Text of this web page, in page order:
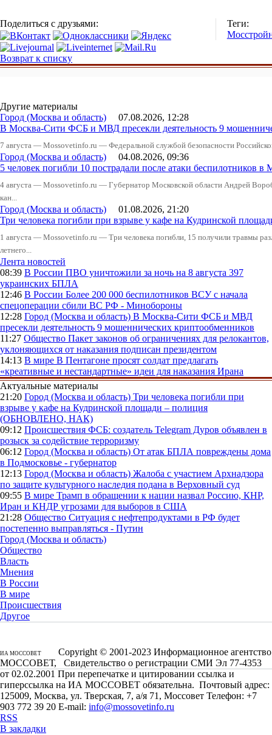
Поделиться с друзьями:
Теги:
Возврат к списку
Другие материалы
Город (Москва и область) 07.08.2026, 12:28
В Москва-Сити ФСБ и МВД пресекли деятельность 9
7 августа — Mossovetinfo.ru — Федеральной службой безопасности
Город (Москва и область) 04.08.2026, 09:36
5 человек погибли 10 пострадали после атаки беспилотников в
4 августа — Mossovetinfo.ru — Губернатор Московской области Андрей
кан...
Город (Москва и область) 01.08.2026, 21:20
Три человека погибли при взрыве у кафе на Кудринской
1 августа — Mossovetinfo.ru — Три человека погибли, 15 получили травмы
летнего...
Лента новостей
08:39 В России ПВО уничтожили за ночь на 8 августа 397
украинских БПЛА
12:46 В России Более 200 000 беспилотников ВСУ с начала
спецоперации сбили ВС РФ - Минобороны
12:28 Город (Москва и область) В Москва-Сити ФСБ и МВД
пресекли деятельность 9 мошеннических криптообменников
11:27 Общество Пакет законов об ограничениях для релокантов,
уклоняющихся от наказания подписан президентом
14:13 В мире В Пентагоне просят солдат предлагать
«креативные и нестандартные» идеи для наказания Ирана
Актуальные материалы
21:20 Город (Москва и область) Три человека погибли при
взрыве у кафе на Кудринской площади – полиция
(ОБНОВЛЕНО, НАК)
09:12 Происшествия ФСБ: создатель Telegram Дуров объявлен в
розыск за содействие терроризму
06:12 Город (Москва и область) От атак БПЛА повреждены дома
в Подмосковье - губернатор
12:13 Город (Москва и область) Жалоба с участием Архнадзора
по защите культурного наследия подана в Верховный суд
09:55 В мире Трамп в обращении к нации назвал Россию, КНР,
Иран и КНДР угрозами для выборов в США
21:28 Общество Ситуация с нефтепродуктами в РФ будет
постепенно выправляться - Путин
Город (Москва и область)
Общество
Власть
Мнения
В России
В мире
Происшествия
Другое
ИА МОССОВЕТ
Copyright © 2001-2023 Информационное агентство
МОССОВЕТ, Свидетельство о регистрации СМИ Эл 77-4353
от 02.02.2001 При перепечатке и цитировании ссылка и
гиперссылка на ИА МОССОВЕТ обязательна. Почтовый адрес:
125009, Москва, ул. Тверская, 7, а/я 71, Моссовет Телефон: +7
903 772 39 20 E-mail: info@mossovetinfo.ru
RSS
В закладки